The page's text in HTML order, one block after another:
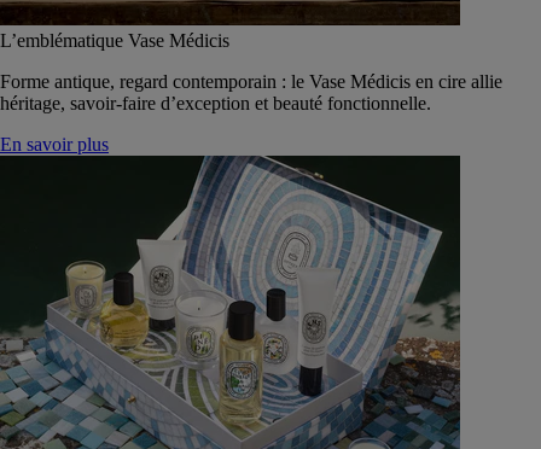
L’emblématique Vase Médicis
Forme antique, regard contemporain : le Vase Médicis en cire allie
héritage, savoir-faire d’exception et beauté fonctionnelle.
En savoir plus